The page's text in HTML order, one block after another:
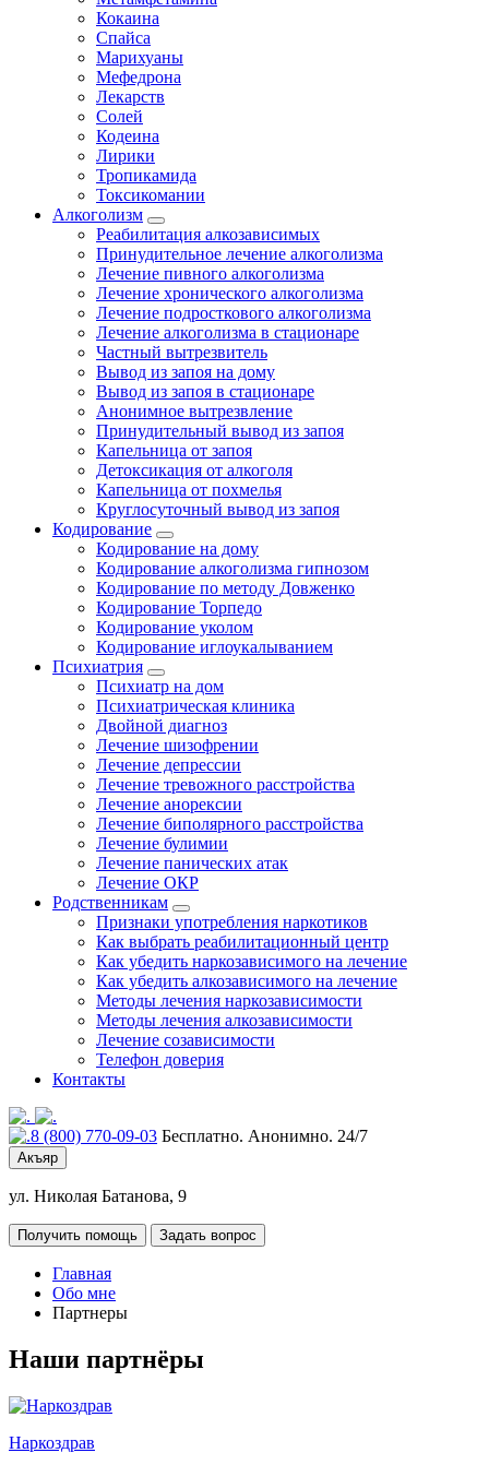
Кокаина
Спайса
Марихуаны
Мефедрона
Лекарств
Солей
Кодеина
Лирики
Тропикамида
Токсикомании
Алкоголизм
Реабилитация алкозависимых
Принудительное лечение алкоголизма
Лечение пивного алкоголизма
Лечение хронического алкоголизма
Лечение подросткового алкоголизма
Лечение алкоголизма в стационаре
Частный вытрезвитель
Вывод из запоя на дому
Вывод из запоя в стационаре
Анонимное вытрезвление
Принудительный вывод из запоя
Капельница от запоя
Детоксикация от алкоголя
Капельница от похмелья
Круглосуточный вывод из запоя
Кодирование
Кодирование на дому
Кодирование алкоголизма гипнозом
Кодирование по методу Довженко
Кодирование Торпедо
Кодирование уколом
Кодирование иглоукалыванием
Психиатрия
Психиатр на дом
Психиатрическая клиника
Двойной диагноз
Лечение шизофрении
Лечение депрессии
Лечение тревожного расстройства
Лечение анорексии
Лечение биполярного расстройства
Лечение булимии
Лечение панических атак
Лечение ОКР
Родственникам
Признаки употребления наркотиков
Как выбрать реабилитационный центр
Как убедить наркозависимого на лечение
Как убедить алкозависимого на лечение
Методы лечения наркозависимости
Методы лечения алкозависимости
Лечение созависимости
Телефон доверия
Контакты
8 (800) 770-09-03 Бесплатно. Анонимно. 24/7
Акъяр
ул. Николая Батанова, 9
Получить помощь Задать вопрос
Главная
Обо мне
Партнеры
Наши партнёры
Наркоздрав